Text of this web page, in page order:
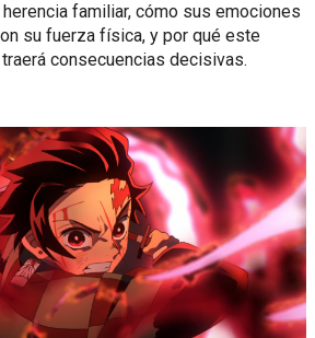
familiar, cómo sus emociones
su fuerza física, y por qué este
consecuencias decisivas.